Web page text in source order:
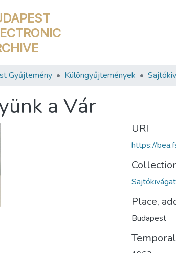
Gyűjtemény Különgyűjtemények
a Vár
URI
https://
Place,
Budapest